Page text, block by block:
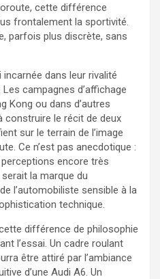
cette différence
frontalement la sportivité.
parfois plus discrète, sans
dans leur rivalité
campagnes d’affichage
Kong ou dans d’autres
construire le récit de deux
sur le terrain de l’image
Ce n’est pas anecdotique :
encore très
la marque du
l’automobiliste sensible à la
technique.
différence de philosophie
l’essai. Un cadre roulant
être attiré par l’ambiance
d’une Audi A6. Un